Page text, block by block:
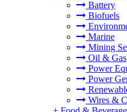
Battery
Biofuels
Marine
Mining
Oil & Gas
Power
Power
Wires &